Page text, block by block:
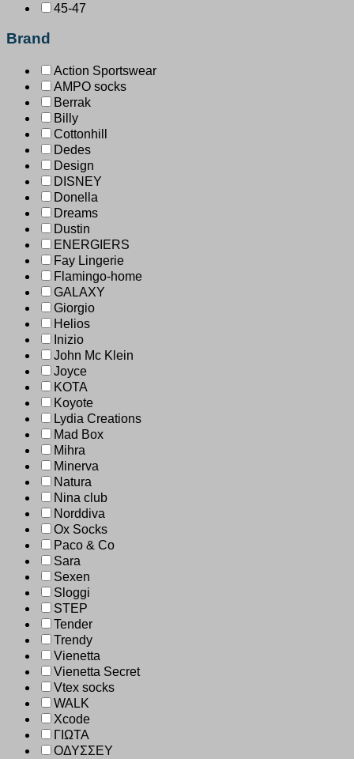
45-47
Brand
Action Sportswear
AMPO socks
Berrak
Billy
Cottonhill
Dedes
Design
DISNEY
Donella
Dreams
Dustin
ENERGIERS
Fay Lingerie
Flamingo-home
GALAXY
Giorgio
Helios
Inizio
John Mc Klein
Joyce
KOTA
Koyote
Lydia Creations
Mad Box
Mihra
Minerva
Natura
Nina club
Norddiva
Ox Socks
Paco & Co
Sara
Sexen
Sloggi
STEP
Tender
Trendy
Vienetta
Vienetta Secret
Vtex socks
WALK
Xcode
ΓΙΩΤΑ
ΟΔΥΣΣΕΥ